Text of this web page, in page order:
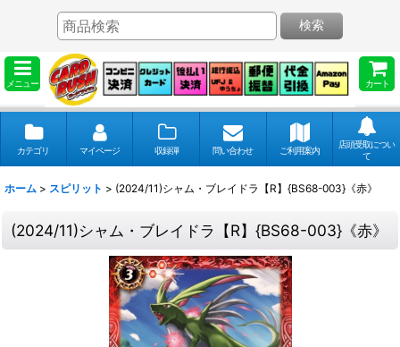
メニュー カート
検索
カテゴリ マイページ 収録弾 問い合わせ ご利用案内
店頭受取につい
て
ホーム > スピリット > (2024/11)シャム・ブレイドラ【R】{BS68-003}《赤》
(2024/11)シャム・ブレイドラ【R】{BS68-003}《赤》